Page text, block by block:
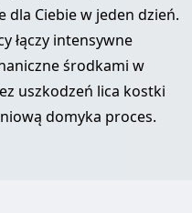
Ciebie w jeden dzień.
łączy intensywne
środkami w
uszkodzeń lica kostki
domyka proces.